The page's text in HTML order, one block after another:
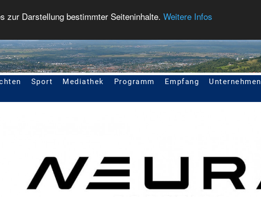
zur Darstellung bestimmter Seiteninhalte. Weitere Infos
Sport Mediathek Programm Empfang Unternehmen